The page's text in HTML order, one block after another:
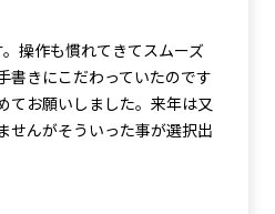
操作も慣れてきてスムーズ
書きにこだわっていたのです
てお願いしました。来年は又
せんがそういった事が選択出